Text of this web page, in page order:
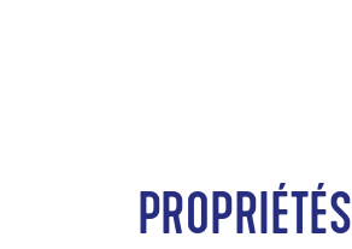
PROPRIÉTÉS